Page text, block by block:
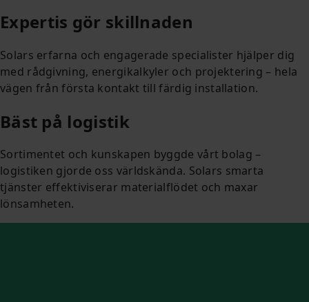
Expertis gör skillnaden
Solars erfarna och engagerade specialister hjälper dig
med rådgivning, energikalkyler och projektering – hela
vägen från första kontakt till färdig installation.
Bäst på logistik
Sortimentet och kunskapen byggde vårt bolag –
logistiken gjorde oss världskända. Solars smarta
tjänster effektiviserar materialflödet och maxar
lönsamheten.